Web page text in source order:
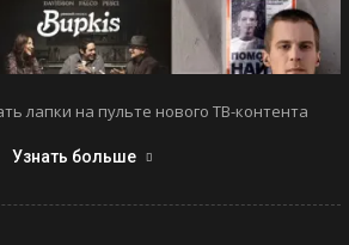
лапки на пульте нового ТВ-контента
Узнать больше